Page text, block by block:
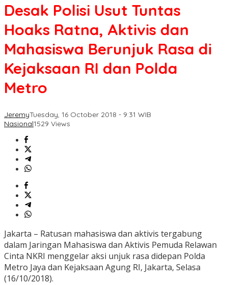
Desak Polisi Usut Tuntas
Hoaks Ratna, Aktivis dan
Mahasiswa Berunjuk Rasa di
Kejaksaan RI dan Polda
Metro
JeremyTuesday, 16 October 2018 - 9:31 WIB
Nasional1529 Views
Jakarta – Ratusan mahasiswa dan aktivis tergabung
dalam Jaringan Mahasiswa dan Aktivis Pemuda Relawan
Cinta NKRI menggelar aksi unjuk rasa didepan Polda
Metro Jaya dan Kejaksaan Agung RI, Jakarta, Selasa
(16/10/2018).